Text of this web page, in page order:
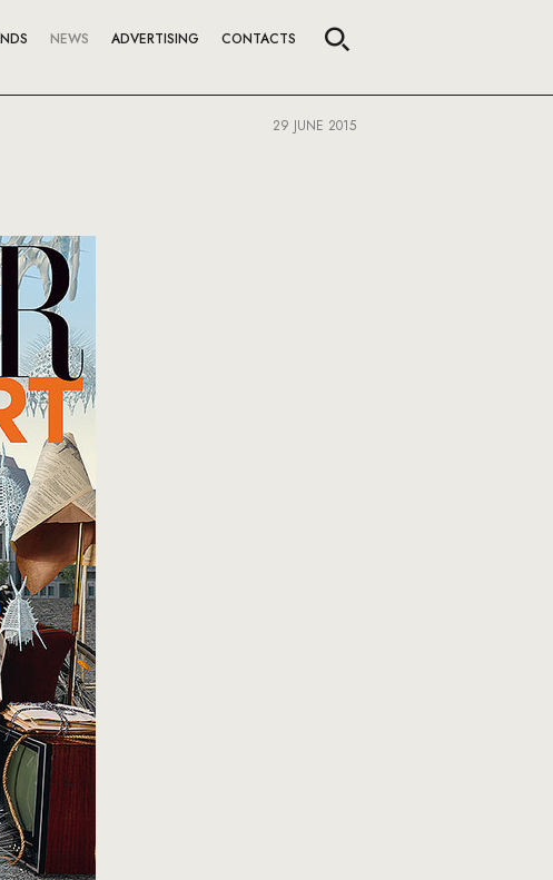
NEWS ADVERTISING CONTACTS
29 JUNE 2015